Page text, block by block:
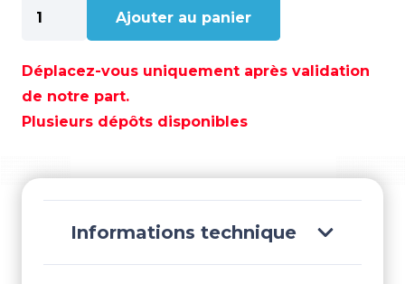
quantité
de
DE
PROTECTION
POUR
VENUS320COVER
Ajouter au panier
Déplacez-vous uniquement après validation
de notre part.
Plusieurs dépôts disponibles
Informations technique